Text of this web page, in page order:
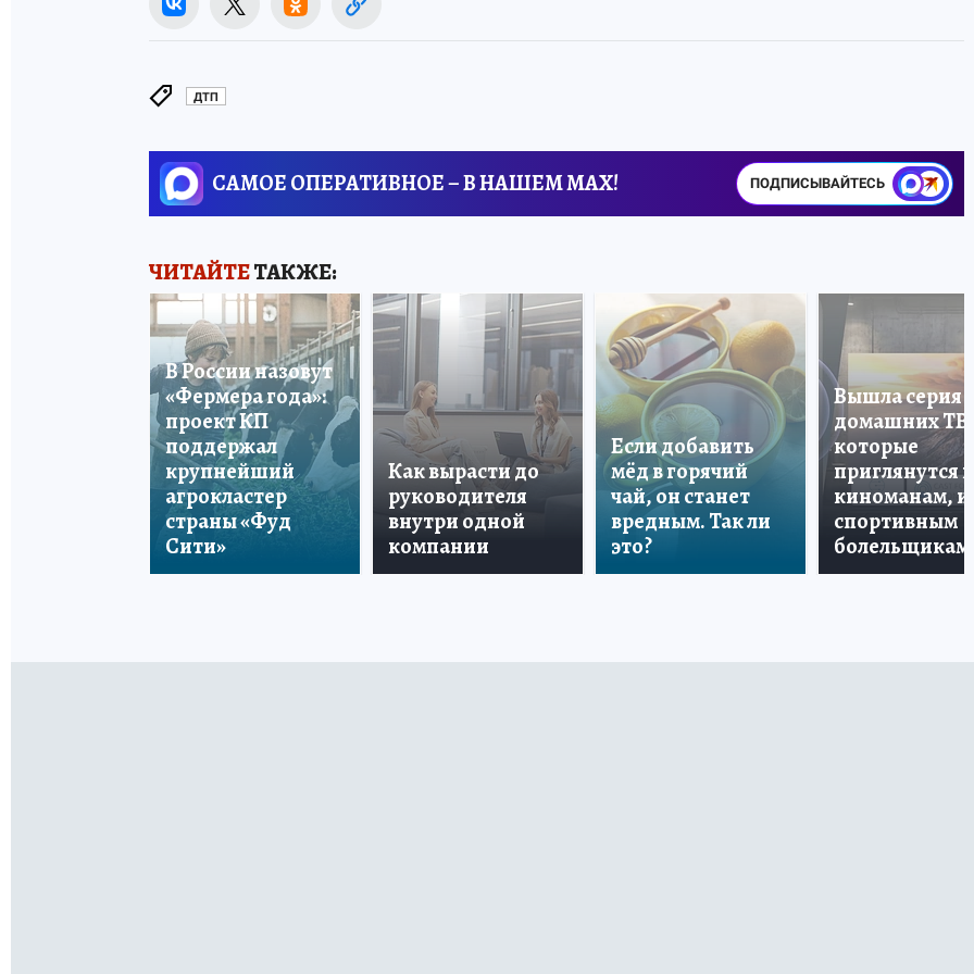
ДТП
САМОЕ ОПЕРАТИВНОЕ – В НАШЕМ MAX! ПОДПИСЫВАЙТЕСЬ
ЧИТАЙТЕТАКЖЕ:
В России назовут
«Фермера года»:
проект КП
поддержал
крупнейший
агрокластер
страны «Фуд
Сити»
Как вырасти до
руководителя
внутри одной
компании
Если добавить
мёд в горячий
чай, он станет
вредным. Так ли
это?
Вышла серия
домашних ТВ,
которые
приглянутся и
киноманам, и
спортивным
болельщикам